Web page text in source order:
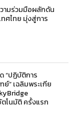
วามร่วมมือผลักดัน
ศไทย มุ่งสู่การ
“ปฏิบัติการ
” เฉลิมพระเกีย
โนมัติ ครั้งแรก